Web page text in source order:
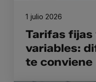
Tarifas
variables:
te conviene
1 julio 2026